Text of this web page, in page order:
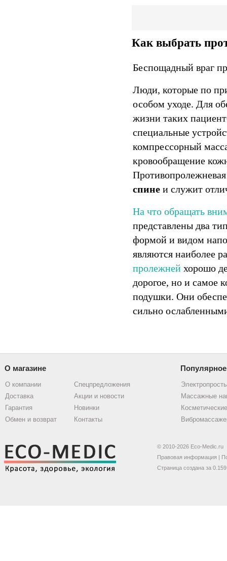
Как выбрать
Беспощадный враг
Люди, которые по
особом уходе. Для
жизни таких
специальные
компрессорный
кровообращение
спине и служит
На что обращать
представлены два
формой и видом
являются наиболее
пролежней хорошо
дорогое, но и самое
подушки. Они
сильно
О магазине Популярное
О компании
Доставка
Гарантия
Обмен и возврат
Спецпредложения
Акции и новости
Новинки
Контакты
Массажные
© 2010-2026 Eco-Medic.ru
Правовая информация |
Страница создана за